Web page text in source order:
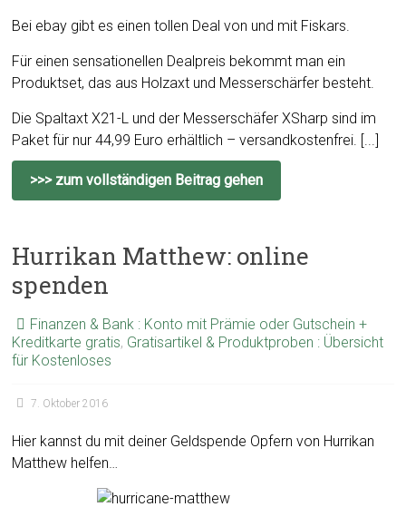
Bei ebay gibt es einen tollen Deal von und mit Fiskars.
Für einen sensationellen Dealpreis bekommt man ein
Produktset, das aus Holzaxt und Messerschärfer besteht.
Die Spaltaxt X21-L und der Messerschäfer XSharp sind im
Paket für nur 44,99 Euro erhältlich – versandkostenfrei. [...]
>>> zum vollständigen Beitrag gehen
Hurrikan Matthew: online
spenden
Finanzen & Bank : Konto mit Prämie oder Gutschein +
Kreditkarte gratis, Gratisartikel & Produktproben : Übersicht
für Kostenloses
7. Oktober 2016
Hier kannst du mit deiner Geldspende Opfern von Hurrikan
Matthew helfen…